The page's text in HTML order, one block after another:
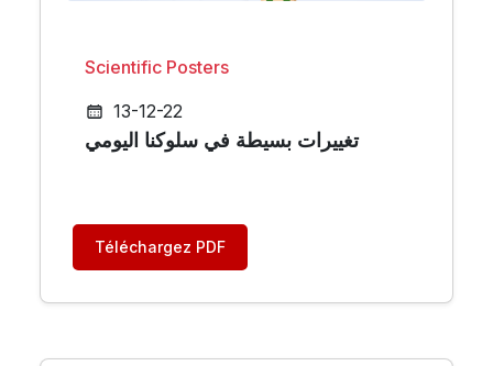
Scientific Posters
13-12-22
تغييرات بسيطة في سلوكنا اليومي
Téléchargez PDF